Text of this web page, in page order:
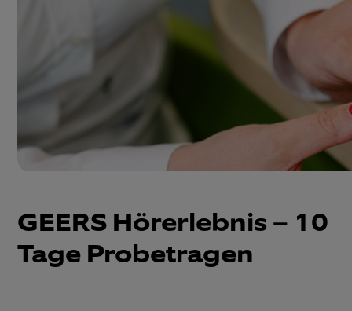
GEERS Hörerlebnis – 10
Tage Probetragen